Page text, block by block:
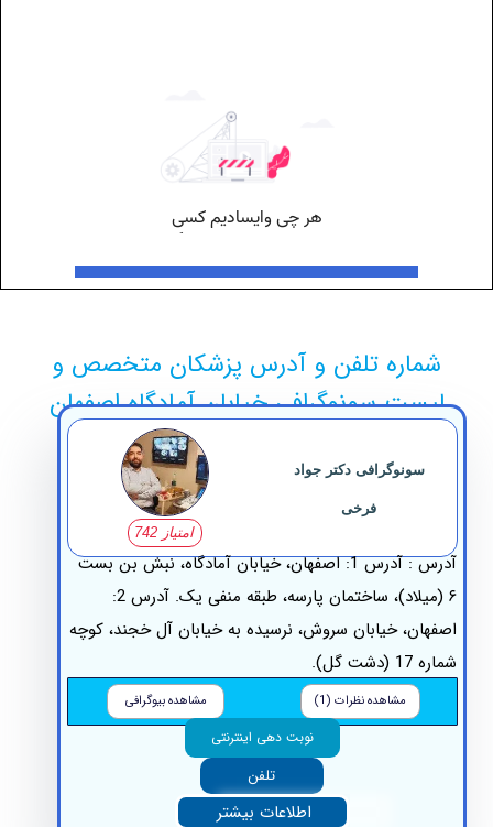
تلفن و آدرس پزشکان متخصص و
سونوگرافی خیابان آمادگاه اصفهان
سونوگرافی دکتر جواد
آدرس : آدرس 1: اصفهان، خیابان آمادگاه، نبش بن بست
۶ (میلاد)، ساختمان پارسه، طبقه منفی یک. آدرس 2:
خیابان سروش، نرسیده به خیابان آل خجند، کوچه
مشاهده نظرات (1) مشاهده بیوگرافی
نوبت دهی اینترنتی
تلفن
اطلاعات بیشتر